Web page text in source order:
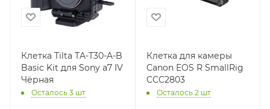
Клетка Tilta TA-T30-A-B
Basic Kit для Sony a7 IV
Чёрная
Осталось 3 шт
Клетка для камеры
Canon EOS R SmallRig
CCC2803
Осталось 2 шт